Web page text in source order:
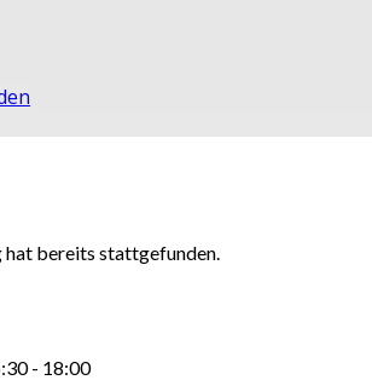
hat bereits stattgefunden.
- 18:00